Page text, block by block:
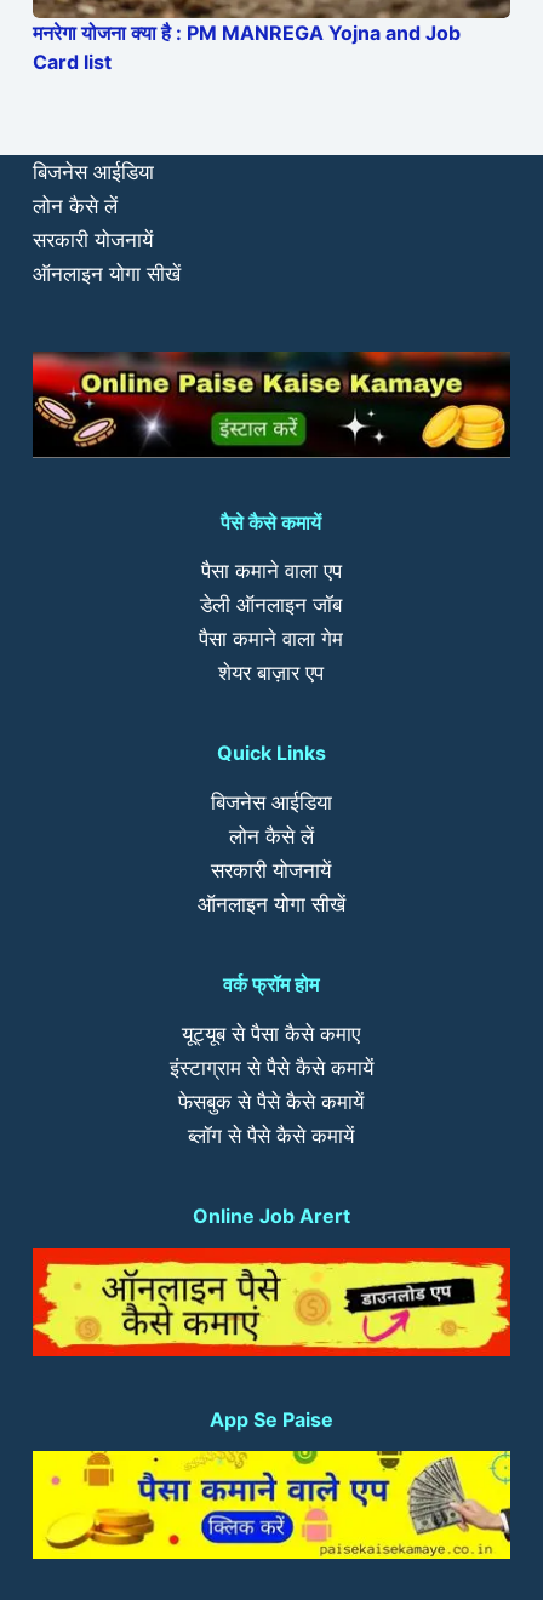
मनरेगा योजना क्या है : PM MANREGA Yojna and Job
Card list
बिजनेस आईडिया
लोन कैसे लें
सरकारी योजनायें
ऑनलाइन योगा सीखें
पैसे कैसे कमायें
पैसा कमाने वाला एप
डेली ऑनलाइन जॉब
पैसा कमाने वाला गेम
शेयर बाज़ार एप
Quick Links
बिजनेस आईडिया
लोन कैसे लें
सरकारी योजनायें
ऑनलाइन योगा सीखें
वर्क फ्रॉम होम
यूट्यूब से पैसा कैसे कमाए
इंस्टाग्राम से पैसे कैसे कमायें
फेसबुक से पैसे कैसे कमायें
ब्लॉग से पैसे कैसे कमायें
Online Job Arert
App Se Paise